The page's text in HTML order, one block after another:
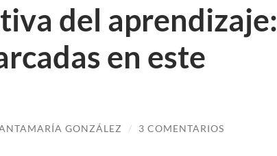
del aprendizaje:
en este
GONZÁLEZ / 3 COMENTARIOS